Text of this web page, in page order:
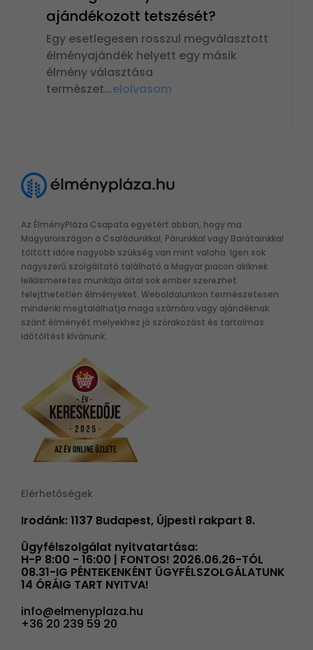
ajándékozott tetszését?
Egy esetlegesen rosszul megválasztott
élményajándék helyett egy másik
élmény választása
természet...elolvasom
Az ÉlményPláza Csapata egyetért abban, hogy ma
Magyarországon a Családunkkal, Párunkkal vagy Barátainkkal
töltött időre nagyobb szükség van mint valaha. Igen sok
nagyszerű szolgáltató található a Magyar piacon akiknek
lelkiismeretes munkája által sok ember szerezhet
felejthetetlen élményeket. Weboldalunkon természetesen
mindenki megtalálhatja maga számára vagy ajándéknak
szánt élményét melyekhez jó szórakozást és tartalmas
időtöltést kívánunk.
Elérhetőségek
Irodánk: 1137 Budapest, Újpesti rakpart 8.
Ügyfélszolgálat nyitvatartása:
H-P 8:00 - 16:00 | FONTOS! 2026.06.26-TÓL
08.31-IG PÉNTEKENKÉNT ÜGYFÉLSZOLGÁLATUNK
14 ÓRÁIG TART NYITVA!
info@elmenyplaza.hu
+36 20 239 59 20